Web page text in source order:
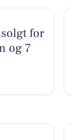
solgt for
og 7